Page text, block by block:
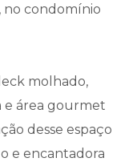
no condomínio
molhado,
e área gourmet
desse espaço
e encantadora